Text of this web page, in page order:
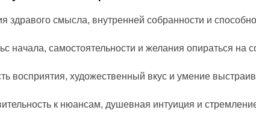
здравого смысла, внутренней собранности и
начала, самостоятельности и желания опираться на
восприятия, художественный вкус и умение
к нюансам, душевная интуиция и